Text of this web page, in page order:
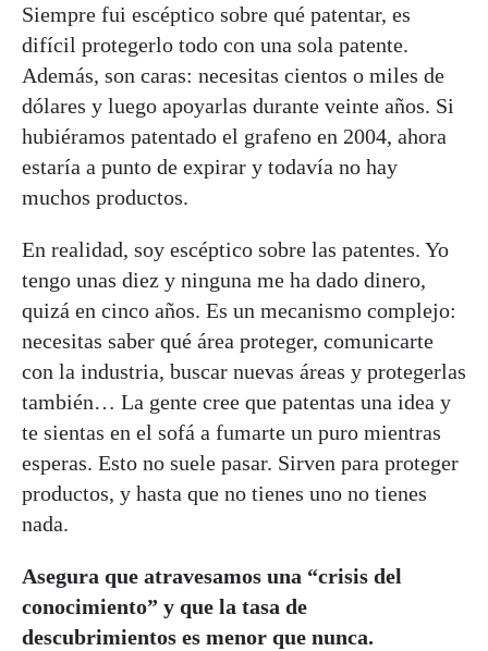
Siempre fui escéptico sobre qué patentar, es
difícil protegerlo todo con una sola patente.
Además, son caras: necesitas cientos o miles de
dólares y luego apoyarlas durante veinte años. Si
hubiéramos patentado el grafeno en 2004, ahora
estaría a punto de expirar y todavía no hay
muchos productos.
En realidad, soy escéptico sobre las patentes. Yo
tengo unas diez y ninguna me ha dado dinero,
quizá en cinco años. Es un mecanismo complejo:
necesitas saber qué área proteger, comunicarte
con la industria, buscar nuevas áreas y protegerlas
también… La gente cree que patentas una idea y
te sientas en el sofá a fumarte un puro mientras
esperas. Esto no suele pasar. Sirven para proteger
productos, y hasta que no tienes uno no tienes
nada.
Asegura que atravesamos una “crisis del
conocimiento” y que la tasa de
descubrimientos es menor que nunca.